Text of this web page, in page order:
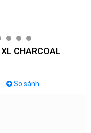
CHARCOAL
So sánh